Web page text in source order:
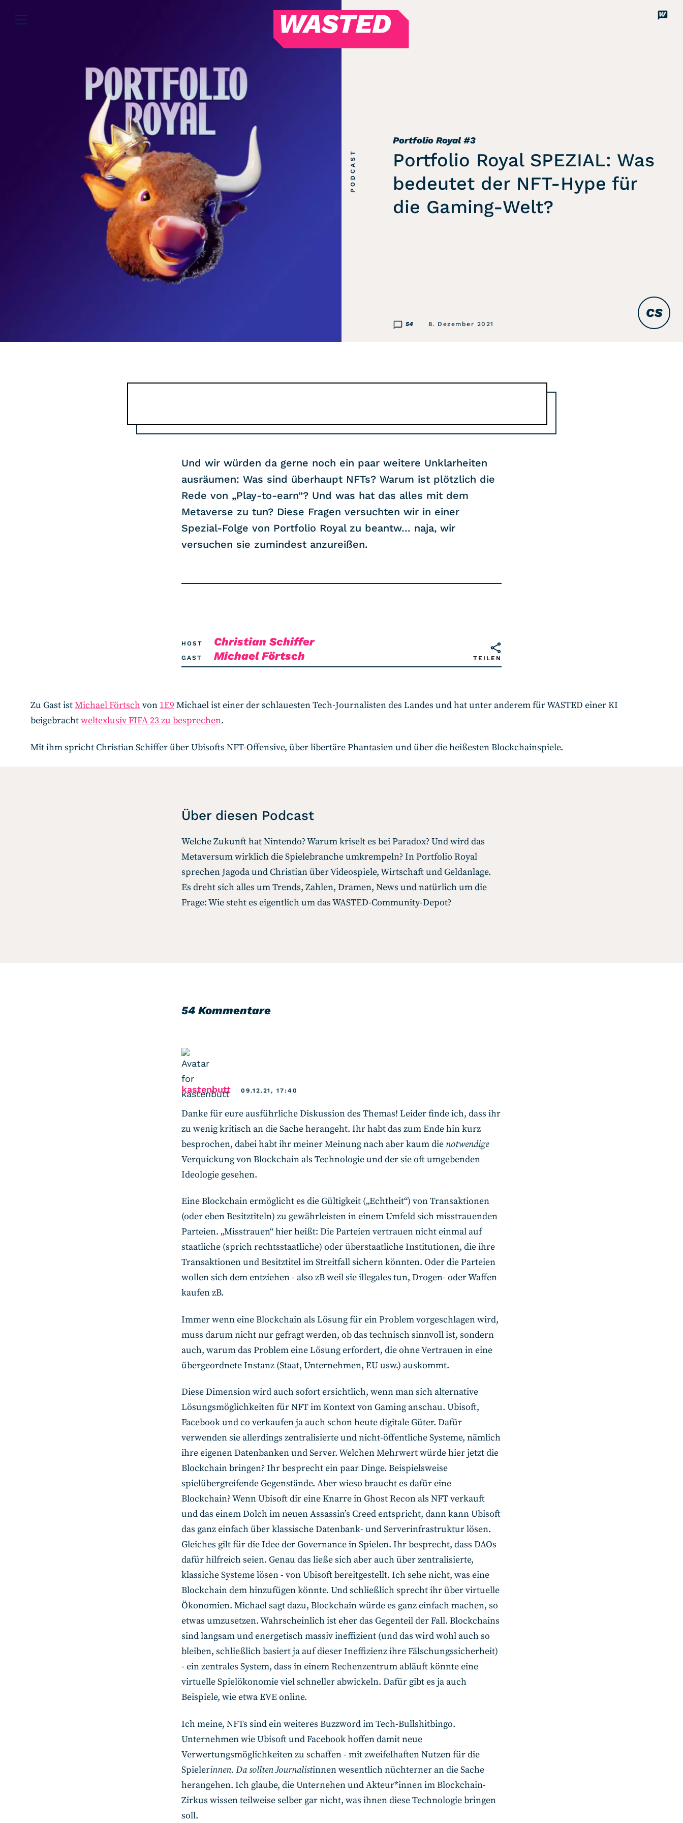
WASTED
Magazin
Unsere Autor*innen
Alle Artikel
Review
Kommentar
Analyse
Interview
Kolumne
Listicle
Newsletter
Hören
Alle Podcasts
Portfolio Royal
Redebedarf
Last Game Standing
Top 5
Random
Portfolio Royal#3
Portfolio Royal SPEZIAL: Was
bedeutet der NFT-Hype für
die Gaming-Welt?
54 8. Dezember 2021
PODCAST
CS
Und wir würden da gerne noch ein paar weitere Unklarheiten
ausräumen: Was sind überhaupt NFTs? Warum ist plötzlich die
Rede von „Play-to-earn“? Und was hat das alles mit dem
Metaverse zu tun? Diese Fragen versuchten wir in einer
Spezial-Folge von Portfolio Royal zu beantw… naja, wir
versuchen sie zumindest anzureißen.
HOST Christian Schiffer
GAST Michael Förtsch TEILEN
Zu Gast istMichael Förtschvon 1E9 Michael ist einer der schlauesten Tech-Journalisten des Landes und hat unter anderem für WASTED einer KI
beigebrachtweltexlusiv FIFA 23 zu besprechen.
Mit ihm spricht Christian Schiffer über Ubisofts NFT-Offensive, über libertäre Phantasien und über die heißesten Blockchainspiele.
Über diesen Podcast
Welche Zukunft hat Nintendo? Warum kriselt es bei Paradox? Und wird das
Metaversum wirklich die Spielebranche umkrempeln? In Portfolio Royal
sprechen Jagoda und Christian über Videospiele, Wirtschaft und Geldanlage.
Es dreht sich alles um Trends, Zahlen, Dramen, News und natürlich um die
Frage: Wie steht es eigentlich um das WASTED-Community-Depot?
54 Kommentare
kastenbuttsays:09.12.21, 17:40
Danke für eure ausführliche Diskussion des Themas! Leider finde ich, dass ihr
zu wenig kritisch an die Sache herangeht. Ihr habt das zum Ende hin kurz
besprochen, dabei habt ihr meiner Meinung nach aber kaum die notwendige
Verquickung von Blockchain als Technologie und der sie oft umgebenden
Ideologie gesehen.
Eine Blockchain ermöglicht es die Gültigkeit („Echtheit“) von Transaktionen
(oder eben Besitztiteln) zu gewährleisten in einem Umfeld sich misstrauenden
Parteien. „Misstrauen“ hier heißt: Die Parteien vertrauen nicht einmal auf
staatliche (sprich rechtsstaatliche) oder überstaatliche Institutionen, die ihre
Transaktionen und Besitztitel im Streitfall sichern könnten. Oder die Parteien
wollen sich dem entziehen - also zB weil sie illegales tun, Drogen- oder Waffen
kaufen zB.
Immer wenn eine Blockchain als Lösung für ein Problem vorgeschlagen wird,
muss darum nicht nur gefragt werden, ob das technisch sinnvoll ist, sondern
auch, warum das Problem eine Lösung erfordert, die ohne Vertrauen in eine
übergeordnete Instanz (Staat, Unternehmen, EU usw.) auskommt.
Diese Dimension wird auch sofort ersichtlich, wenn man sich alternative
Lösungsmöglichkeiten für NFT im Kontext von Gaming anschau. Ubisoft,
Facebook und co verkaufen ja auch schon heute digitale Güter. Dafür
verwenden sie allerdings zentralisierte und nicht-öffentliche Systeme, nämlich
ihre eigenen Datenbanken und Server. Welchen Mehrwert würde hier jetzt die
Blockchain bringen? Ihr besprecht ein paar Dinge. Beispielsweise
spielübergreifende Gegenstände. Aber wieso braucht es dafür eine
Blockchain? Wenn Ubisoft dir eine Knarre in Ghost Recon als NFT verkauft
und das einem Dolch im neuen Assassin’s Creed entspricht, dann kann Ubisoft
das ganz einfach über klassische Datenbank- und Serverinfrastruktur lösen.
Gleiches gilt für die Idee der Governance in Spielen. Ihr besprecht, dass DAOs
dafür hilfreich seien. Genau das ließe sich aber auch über zentralisierte,
klassiche Systeme lösen - von Ubisoft bereitgestellt. Ich sehe nicht, was eine
Blockchain dem hinzufügen könnte. Und schließlich sprecht ihr über virtuelle
Ökonomien. Michael sagt dazu, Blockchain würde es ganz einfach machen, so
etwas umzusetzen. Wahrscheinlich ist eher das Gegenteil der Fall. Blockchains
sind langsam und energetisch massiv ineffizient (und das wird wohl auch so
bleiben, schließlich basiert ja auf dieser Ineffizienz ihre Fälschungssicherheit)
- ein zentrales System, dass in einem Rechenzentrum abläuft könnte eine
virtuelle Spielökonomie viel schneller abwickeln. Dafür gibt es ja auch
Beispiele, wie etwa EVE online.
Ich meine, NFTs sind ein weiteres Buzzword im Tech-Bullshitbingo.
Unternehmen wie Ubisoft und Facebook hoffen damit neue
Verwertungsmöglichkeiten zu schaffen - mit zweifelhaften Nutzen für die
Spielerinnen. Da sollten Journalistinnen wesentlich nüchterner an die Sache
herangehen. Ich glaube, die Unternehen und Akteur*innen im Blockchain-
Zirkus wissen teilweise selber gar nicht, was ihnen diese Technologie bringen
soll.